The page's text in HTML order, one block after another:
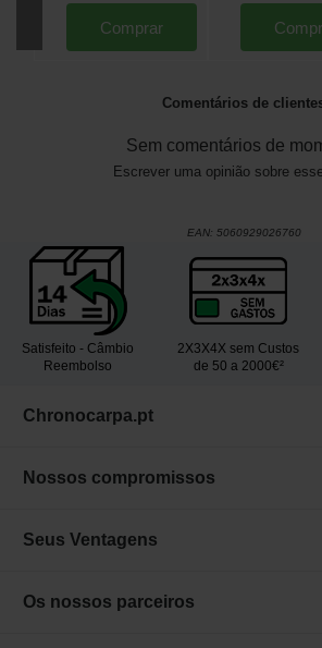
Comprar
Comentários de
Sem comentários de
Escrever uma opinião sobre
EAN: 5060929026760
Satisfeito - Câmbio
Reembolso
2X3X4X sem Custos
de 50 a 2000€²
Chronocarpa.pt
Nossos compromissos
Seus Ventagens
Os nossos parceiros